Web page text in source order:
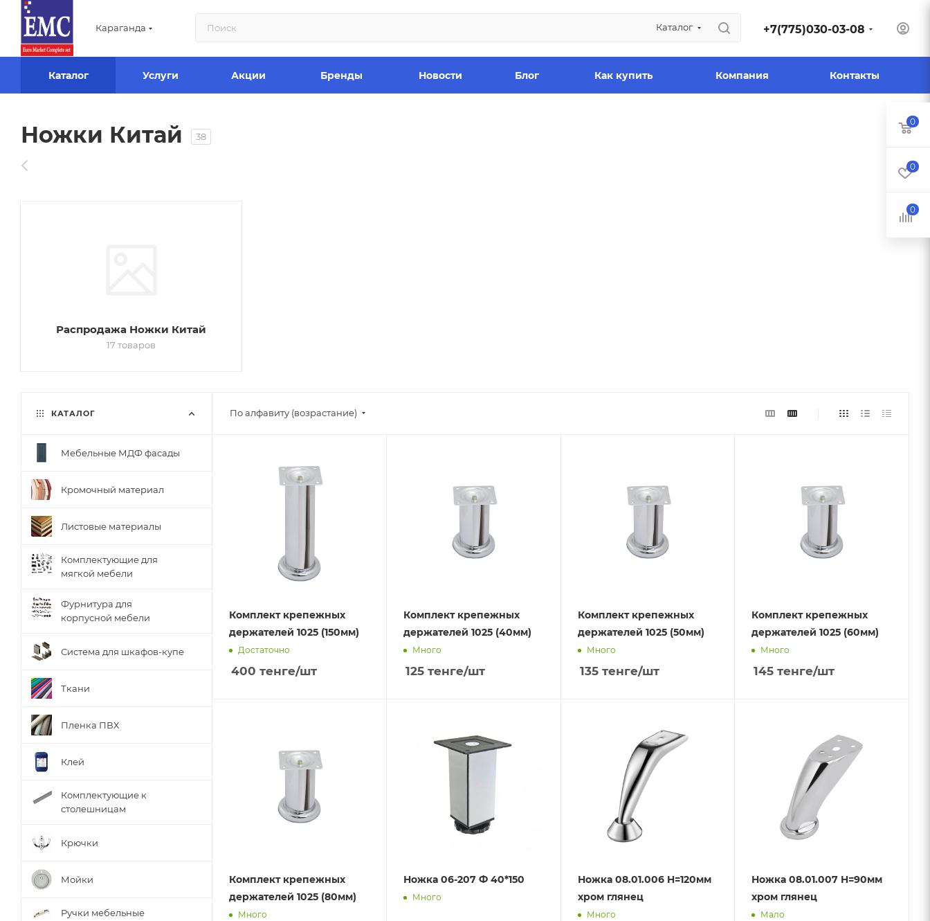
Караганда Каталог +7(775)030-03-08
Каталог Услуги Акции Бренды Новости Блог Как купить Компания Контакты
Ножки Китай 38
Распродажа Ножки Китай
17 товаров
По алфавиту (возрастание)
Комплект крепежных
держателей 1025 (150мм)
Достаточно
400 тенге/шт
Комплект крепежных
держателей 1025 (40мм)
Много
125тенге/шт
Комплект крепежных
держателей 1025 (50мм)
Много
135тенге/шт
Комплект крепежных
держателей 1025 (60мм)
Много
145 тенге/шт
Комплект крепежных
держателей 1025 (80мм)
Много
Ножка 06-207 Ф 40*150
Много
Ножка 08.01.006 H=120мм
хром глянец
Много
Ножка 08.01.007 H=90мм
хром глянец
Мало
КАТАЛОГ
Мебельные МДФ фасады
Кромочный материал
Листовые материалы
Комплектующие для
мягкой мебели
Фурнитура для
корпусной мебели
Система для шкафов-купе
Ткани
Пленка ПВХ
Клей
Комплектующие к
столешницам
Крючки
Мойки
Ручки мебельные
0
0
0